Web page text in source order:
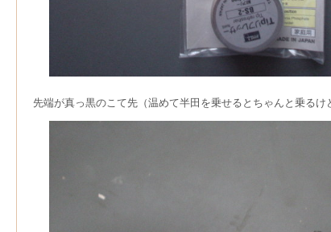
先端が真っ黒のこて先（温めて半田を乗せるとちゃんと乗るけ